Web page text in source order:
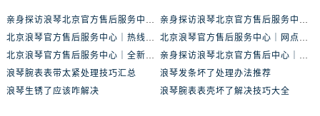
亲身探访浪琴北京官方售后服务中心｜最新地址及服务热线（2026年6月最新）
亲身探访浪琴北京官方售后服务中心｜最新网点地址及热线（2026年6月最新）
北京浪琴官方售后服务中心｜热线电话与网点地址权威信息公示（2026年6月最新）
北京浪琴官方售后服务中心｜网点地址及热线权威信息公示（2026年6月最新）
北京浪琴官方售后服务中心｜全新维修门店地址及电话权威信息公示（2026年6月最新）
亲身探访浪琴北京官方售后中心｜地址报修全流程真实经历（2026年6月最新）
浪琴腕表表带太紧处理技巧汇总
浪琴发条坏了处理办法推荐
浪琴生锈了应该咋解决
浪琴腕表表壳坏了解决技巧大全